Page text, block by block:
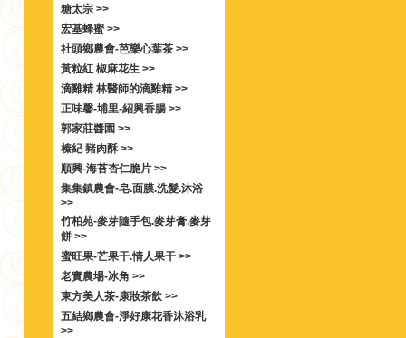
糖太宗 >>
宏基蜂蜜 >>
社頭鄉農會-芭樂心葉茶 >>
黃粒紅 椒麻花生 >>
滴雞精 林醫師的滴雞精 >>
正味馨-埔里-紹興香腸 >>
郭家莊醬園 >>
榛紀 豬肉酥 >>
順興-海苔杏仁脆片 >>
集集鎮農會-皂.面膜.洗髮.沐浴
>>
竹柏苑-麥芽隨手包.麥芽膏.麥芽
餅 >>
蜜旺果-芒果干.情人果干 >>
老實農場-冰角 >>
東方美人茶-康妝茶飲 >>
五結鄉農會-淨好康花香沐浴乳
>>